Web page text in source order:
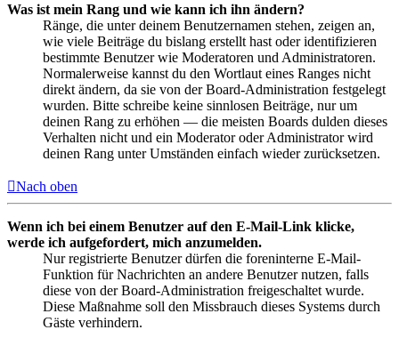
Was ist mein Rang und wie kann ich ihn ändern?
Ränge, die unter deinem Benutzernamen stehen, zeigen an,
wie viele Beiträge du bislang erstellt hast oder identifizieren
bestimmte Benutzer wie Moderatoren und Administratoren.
Normalerweise kannst du den Wortlaut eines Ranges nicht
direkt ändern, da sie von der Board-Administration festgelegt
wurden. Bitte schreibe keine sinnlosen Beiträge, nur um
deinen Rang zu erhöhen — die meisten Boards dulden dieses
Verhalten nicht und ein Moderator oder Administrator wird
deinen Rang unter Umständen einfach wieder zurücksetzen.
Nach oben
Wenn ich bei einem Benutzer auf den E-Mail-Link klicke,
werde ich aufgefordert, mich anzumelden.
Nur registrierte Benutzer dürfen die foreninterne E-Mail-
Funktion für Nachrichten an andere Benutzer nutzen, falls
diese von der Board-Administration freigeschaltet wurde.
Diese Maßnahme soll den Missbrauch dieses Systems durch
Gäste verhindern.